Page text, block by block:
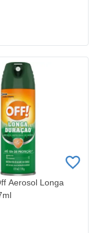
Aerosol Longa